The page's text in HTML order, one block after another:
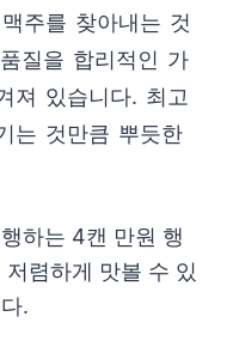
주를 찾아내는 것
질을 합리적인 가
져 있습니다. 최고
는 것만큼 뿌듯한
하는 4캔 만원 행
렴하게 맛볼 수 있
.